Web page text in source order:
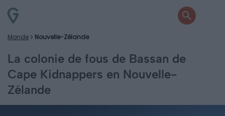
Monde Nouvelle-Zélande
La colonie de fous de Bassan de
Cape Kidnappers en Nouvelle-
Zélande